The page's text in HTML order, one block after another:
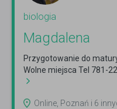
biologia
Magdalena
Przygotowanie do
Wolne miejsca Tel 781-
Online, Poznań i 6